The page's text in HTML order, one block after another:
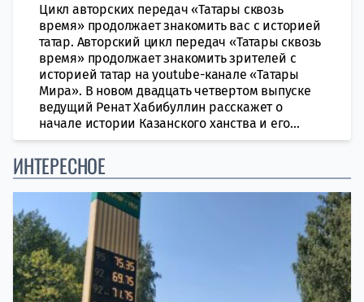
Цикл авторских передач «Татары сквозь
время» продолжает знакомить вас с историей
татар. Авторский цикл передач «Татары сквозь
время» продолжает знакомить зрителей с
историей татар на youtube-канале «Татары
Мира». В новом двадцать четвертом выпуске
ведущий Ренат Хабибуллин расскажет о
начале истории Казанского ханства и его...
ИНТЕРЕСНОЕ